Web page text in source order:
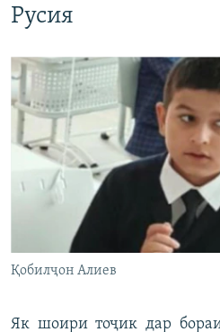
Русия
Қобилҷон Алиев
Як шоири тоҷик дар